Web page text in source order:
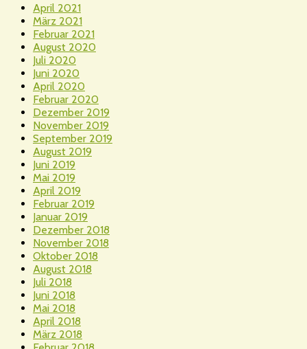
April 2021
März 2021
Februar 2021
August 2020
Juli 2020
Juni 2020
April 2020
Februar 2020
Dezember 2019
November 2019
September 2019
August 2019
Juni 2019
Mai 2019
April 2019
Februar 2019
Januar 2019
Dezember 2018
November 2018
Oktober 2018
August 2018
Juli 2018
Juni 2018
Mai 2018
April 2018
März 2018